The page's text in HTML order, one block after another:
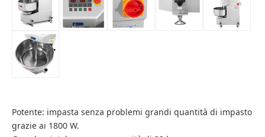
Potente: impasta senza problemi grandi quantità di impasto
grazie ai 1800 W.